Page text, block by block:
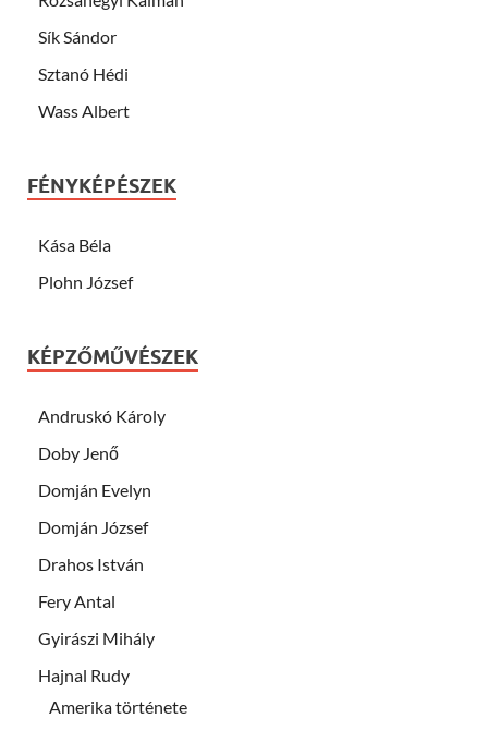
Sík Sándor
Sztanó Hédi
Wass Albert
FÉNYKÉPÉSZEK
Kása Béla
Plohn József
KÉPZŐMŰVÉSZEK
Andruskó Károly
Doby Jenő
Domján Evelyn
Domján József
Drahos István
Fery Antal
Gyirászi Mihály
Hajnal Rudy
Amerika története